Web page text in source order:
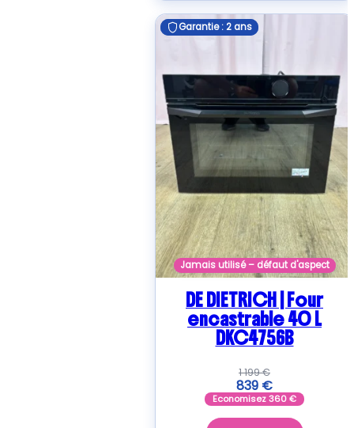
Garantie : 2 ans
Jamais utilisé – défaut d'aspect
Garantie : 2 ans
DE DIETRICH | Four
encastrable 40 L
DKC4756B
1 199€
839 €
Economisez360€